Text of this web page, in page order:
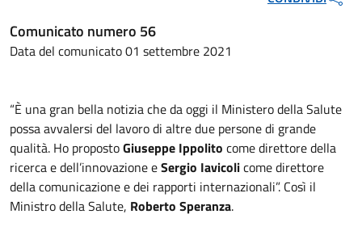
Comunicato numero 56
Data del comunicato 01 settembre 2021
“È una gran bella notizia che da oggi il Ministero della Salute
possa avvalersi del lavoro di altre due persone di grande
qualità. Ho propostoGiuseppe Ippolito come direttore della
ricerca e dell’innovazione eSergio Iavicolicome direttore
della comunicazione e dei rapporti internazionali”. Così il
Ministro della Salute, Roberto Speranza.